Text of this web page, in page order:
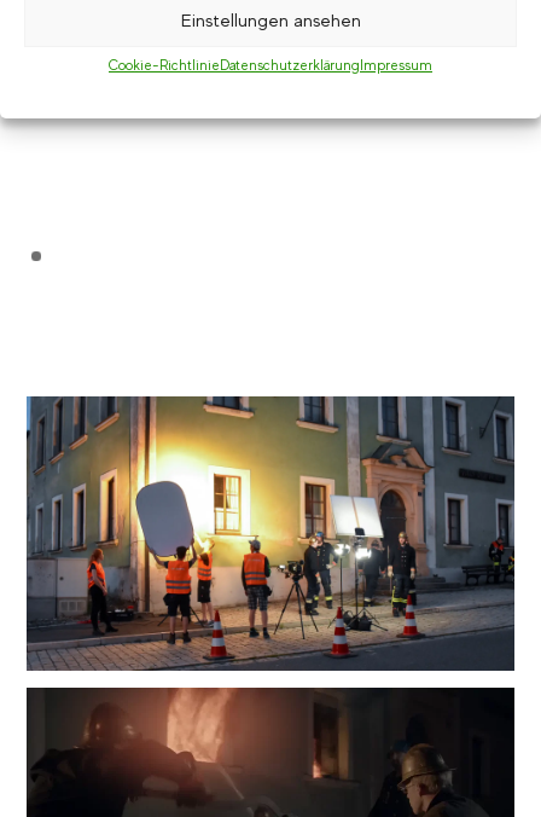
Einstellungen ansehen
Cookie-Richtlinie Datenschutzerklärung Impressum
Einblicke und Behind-The-
Scenes